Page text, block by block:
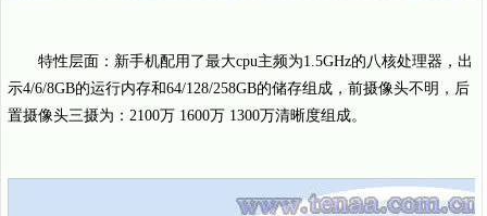
特性层面：新手机配用了最大cpu主频为1.5GHz的八核处理器，出
示4/6/8GB的运行内存和64/128/258GB的储存组成，前摄像头不明，后
置摄像头三摄为：2100万 1600万 1300万清晰度组成。